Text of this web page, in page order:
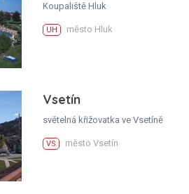
Koupaliště Hluk
UH město Hluk
Vsetín
světelná křižovatka ve Vsetíně
VS město Vsetín